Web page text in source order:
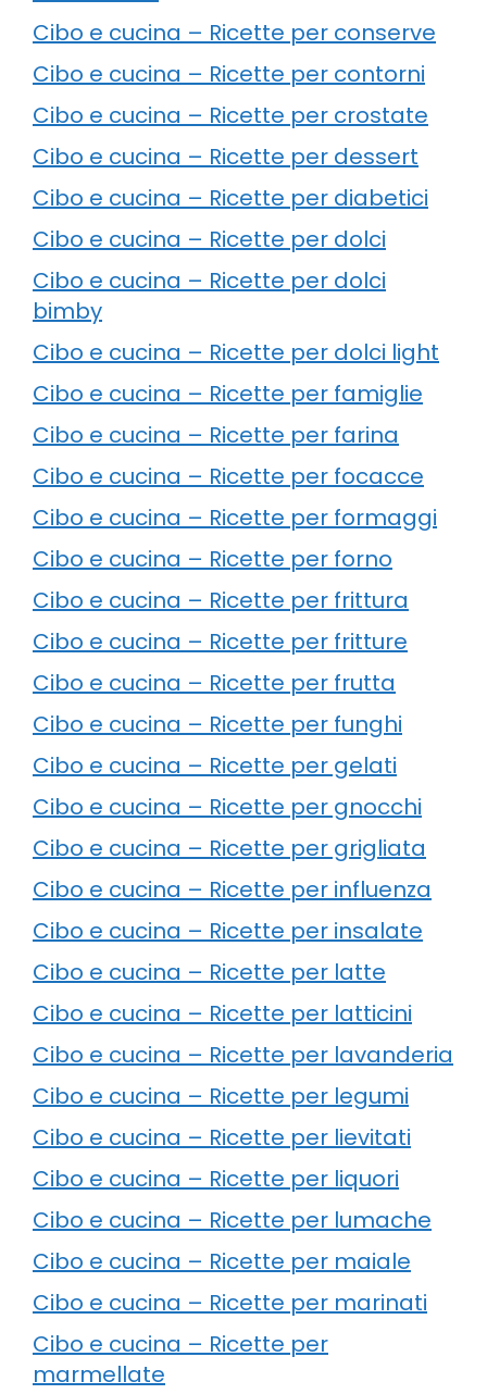
Cibo e cucina – Ricette per conserve
Cibo e cucina – Ricette per contorni
Cibo e cucina – Ricette per crostate
Cibo e cucina – Ricette per dessert
Cibo e cucina – Ricette per diabetici
Cibo e cucina – Ricette per dolci
Cibo e cucina – Ricette per dolci
bimby
Cibo e cucina – Ricette per dolci light
Cibo e cucina – Ricette per famiglie
Cibo e cucina – Ricette per farina
Cibo e cucina – Ricette per focacce
Cibo e cucina – Ricette per formaggi
Cibo e cucina – Ricette per forno
Cibo e cucina – Ricette per frittura
Cibo e cucina – Ricette per fritture
Cibo e cucina – Ricette per frutta
Cibo e cucina – Ricette per funghi
Cibo e cucina – Ricette per gelati
Cibo e cucina – Ricette per gnocchi
Cibo e cucina – Ricette per grigliata
Cibo e cucina – Ricette per influenza
Cibo e cucina – Ricette per insalate
Cibo e cucina – Ricette per latte
Cibo e cucina – Ricette per latticini
Cibo e cucina – Ricette per lavanderia
Cibo e cucina – Ricette per legumi
Cibo e cucina – Ricette per lievitati
Cibo e cucina – Ricette per liquori
Cibo e cucina – Ricette per lumache
Cibo e cucina – Ricette per maiale
Cibo e cucina – Ricette per marinati
Cibo e cucina – Ricette per
marmellate